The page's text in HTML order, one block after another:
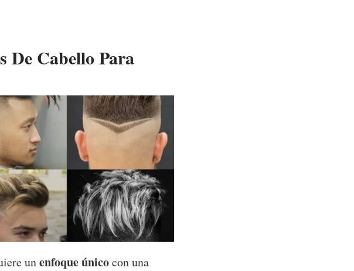
De Cabello Para
unenfoque únicocon una